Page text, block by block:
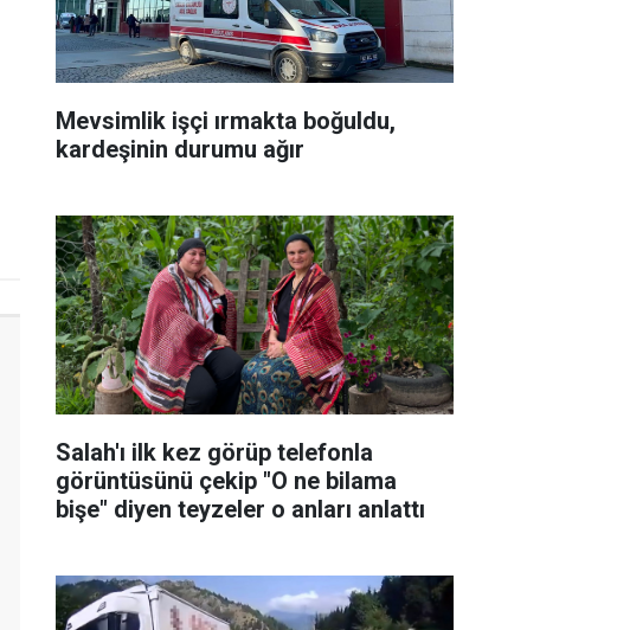
Mevsimlik işçi ırmakta boğuldu,
kardeşinin durumu ağır
Salah'ı ilk kez görüp telefonla
görüntüsünü çekip "O ne bilama
bişe" diyen teyzeler o anları anlattı